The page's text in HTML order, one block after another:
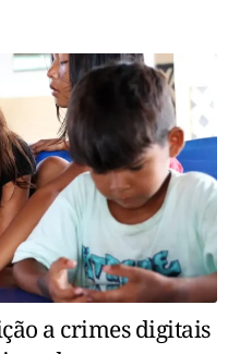
a crimes digitais